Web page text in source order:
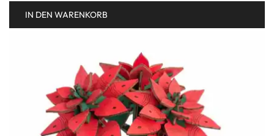
IN DEN WARENKORB